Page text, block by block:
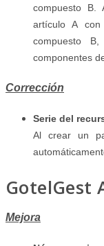
compuesto B.
artículo A
compuesto
componentes
Corrección
Serie del
Al crear un
GotelGest
Mejora